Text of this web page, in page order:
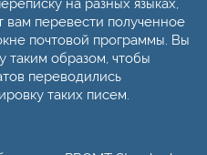
на разных языках,
вам перевести полученное
почтовой программы. Вы
таким образом, чтобы
переводились
таких писем.